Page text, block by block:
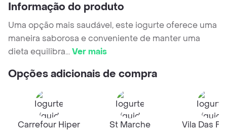
Informação do produto
Uma opção mais saudável, este iogurte oferece uma
maneira saborosa e conveniente de manter uma
dieta equilibra...Ver mais
Opções adicionais de compra
Carrefour Hiper
St Marche
Vila Das